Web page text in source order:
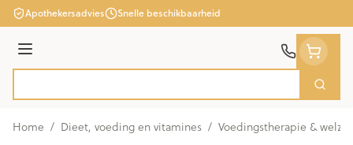
Ga naar de inhoud
Apothekersadvies Snelle beschikbaarheid
Menu
Zoek
Home / Dieet, voeding en vitamines / Voedingstherapie &